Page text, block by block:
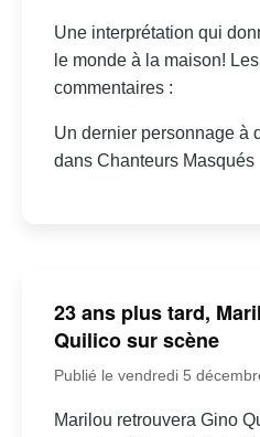
Une interprétation qui
le monde à la maison!
commentaires :
Un dernier personnage à
dans Chanteurs Masqués
23 ans plus tard,
Quilico sur scène
Publié le vendredi 5
Marilou retrouvera Gino